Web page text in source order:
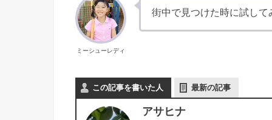
ミーシューレディ
街中で見つけた時に試して
この記事を書いた人 最新の記事
アサヒナ